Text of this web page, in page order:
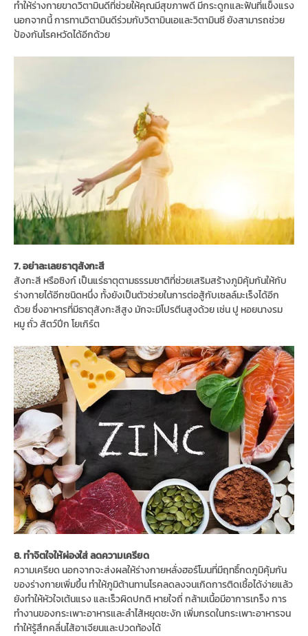
ทำให้ร่างกายขาดวิตามินดีที่ช่วยให้คุณมีสุขภาพดี มีกระดูกและฟันที่แข็งแรง
นอกจากนี้ การทานวิตามินดีร่วมกับวิตามินเอและวิตามินซี ยังสามารถช่วย
ป้องกันโรคหวัดได้อีกด้วย
7. อย่าละเลยธาตุสังกะสี
สังกะสี หรือซิงก์ เป็นแร่ธาตุตามธรรมชาติที่ช่วยเสริมสร้างภูมิคุ้มกันให้กับ
ร่างกายได้อีกชนิดหนึ่ง ทั้งยังเป็นตัวช่วยในการต่อสู้กับเซลล์มะเร็งได้อีก
ด้วย ซึ่งอาหารที่มีธาตุสังกะสีสูง มักจะมีโปรตีนสูงด้วย เช่น ปู หอยนางรม
หมู ถั่ว สัตว์ปีก โยเกิร์ต
8. ทำจิตใจให้ผ่องใส่ ลดความเครียด
ความเครียด นอกจากจะส่งผลให้ร่างกายหลั่งฮอร์โมนที่มีฤทธิ์กดภูมิคุ้มกัน
ของร่างกายเพิ่มขึ้น ทำให้ภูมิต้านทานโรคลดลงจนเกิดการติดเชื้อได้ง่ายแล้ว
ยังทำให้หัวใจเต้นแรง และเร็วผิดปกติ หายใจถี่ กล้ามเนื้อมีอาการเกร็ง การ
ทำงานของกระเพาะอาหารและลำไส้หยุดชะงัก เพิ่มกรดในกระเพาะอาหารจน
ทำให้รู้สึกคลื่นไส้อาเจียนและปวดท้องได้